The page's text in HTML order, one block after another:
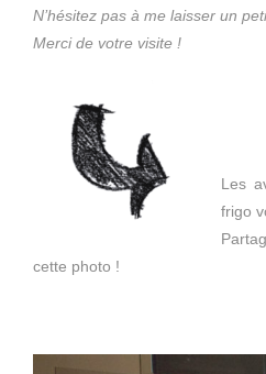
N’hésitez pas à me laisser un
Merci de votre visite !
Les
frigo
cette photo !